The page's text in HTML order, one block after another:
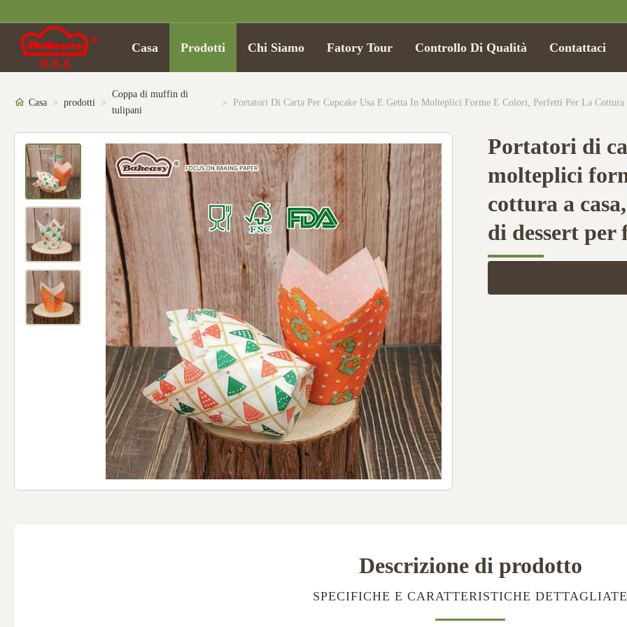
Casa Prodotti Chi Siamo Fatory Tour Controllo Di Qualità Contattaci
Casa > prodotti >
Coppa di muffin di
tulipani
>
Portatori di
molteplici
cottura a
di dessert per
Descrizione di prodotto
SPECIFICHE E CARATTERISTICHE DETTAGLIATE